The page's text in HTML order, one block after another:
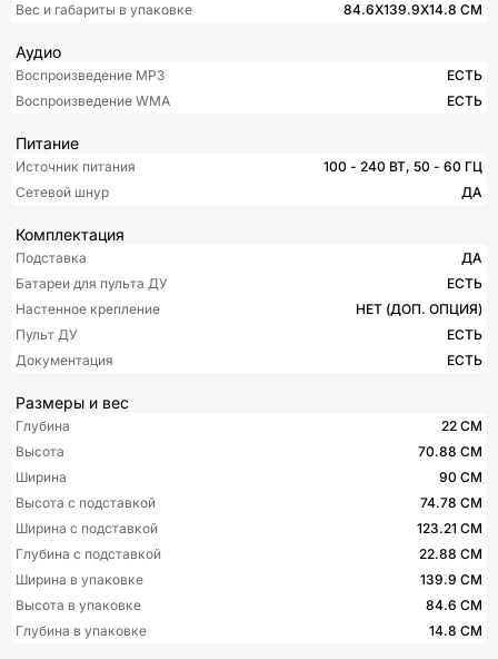
Вес и габариты в упаковке
84.6Х139.9Х14.8 СМ
Аудио
Воспроизведение MP3
ЕСТЬ
Воспроизведение WMA
ЕСТЬ
Питание
Источник питания
100 - 240 ВТ, 50 - 60 ГЦ
Сетевой шнур
ДА
Комплектация
Подставка
ДА
Батареи для пульта ДУ
ЕСТЬ
Настенное крепление
НЕТ (ДОП. ОПЦИЯ)
Пульт ДУ
ЕСТЬ
Документация
ЕСТЬ
Размеры и вес
Глубина
22 СМ
Высота
70.88 СМ
Ширина
90 СМ
Высота с подставкой
74.78 СМ
Ширина с подставкой
123.21 СМ
Глубина с подставкой
22.88 СМ
Ширина в упаковке
139.9 СМ
Высота в упаковке
84.6 СМ
Глубина в упаковке
14.8 СМ